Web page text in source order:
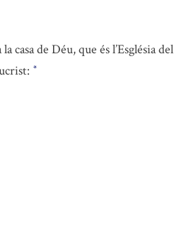
casa de Déu, que és l’Església del
*